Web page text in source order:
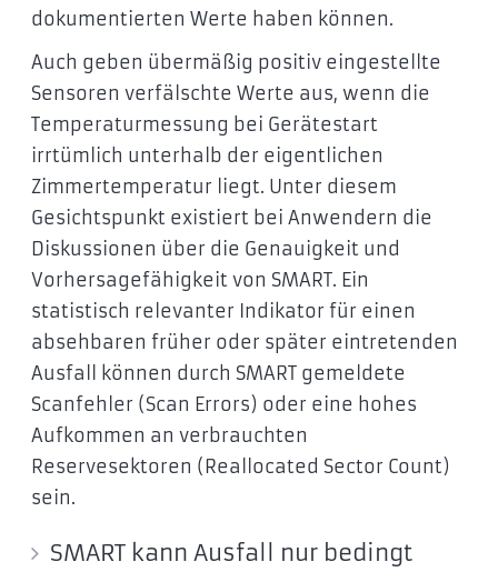
dokumentierten Werte haben können.
Auch geben übermäßig positiv eingestellte
Sensoren verfälschte Werte aus, wenn die
Temperaturmessung bei Gerätestart
irrtümlich unterhalb der eigentlichen
Zimmertemperatur liegt. Unter diesem
Gesichtspunkt existiert bei Anwendern die
Diskussionen über die Genauigkeit und
Vorhersagefähigkeit von SMART. Ein
statistisch relevanter Indikator für einen
absehbaren früher oder später eintretenden
Ausfall können durch SMART gemeldete
Scanfehler (Scan Errors) oder eine hohes
Aufkommen an verbrauchten
Reservesektoren (Reallocated Sector Count)
sein.
SMART kann Ausfall nur bedingt